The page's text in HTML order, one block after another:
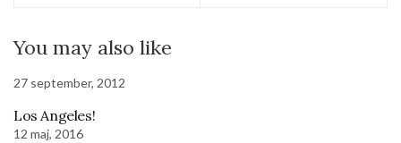
You may also like
27 september, 2012
Los Angeles!
12 maj, 2016